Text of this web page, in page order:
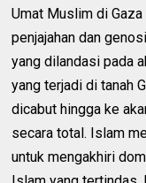
Umat Muslim di
penjajahan dan
yang dilandasi pada
yang terjadi di tanah
dicabut hingga ke
secara total. Islam
untuk mengakhiri